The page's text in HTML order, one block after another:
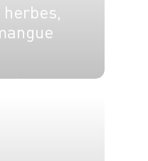
herbes,